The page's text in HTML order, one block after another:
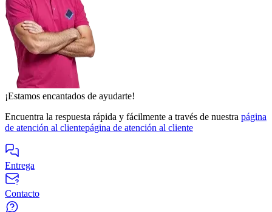
¡Estamos encantados de ayudarte!
Encuentra la respuesta rápida y fácilmente a través de nuestra página
de atención al clientepágina de atención al cliente
Entrega
Contacto